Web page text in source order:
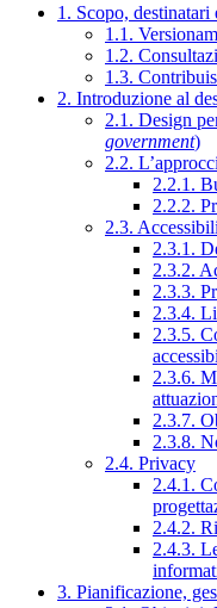
1. Scopo,
1.1.
1.2.
1.3.
2. Introduzione al
2.1. Design
government)
2.2.
2.2.1.
2.2.2.
2.3.
2.3.1.
2.3.2.
2.3.3.
2.3.4.
2.3.5.
2.3.6.
2.3.7.
2.3.8.
2.4. Privacy
2.4.1.
2.4.2.
2.4.3.
3. Pianificazione,